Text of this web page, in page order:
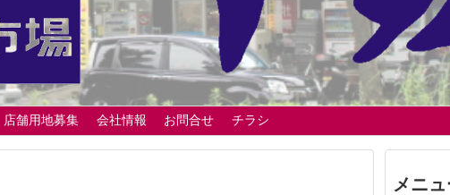
店舗用地募集 会社情報 お問合せ チラシ
メニュ